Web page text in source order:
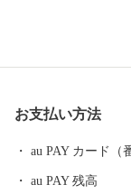
能代空港）や日本
ふるさとの味「き
さと 【大館市の特産品が、テレビや記事で紹介されていま
お支払い方法
au PAY カード（
au PAY 残高